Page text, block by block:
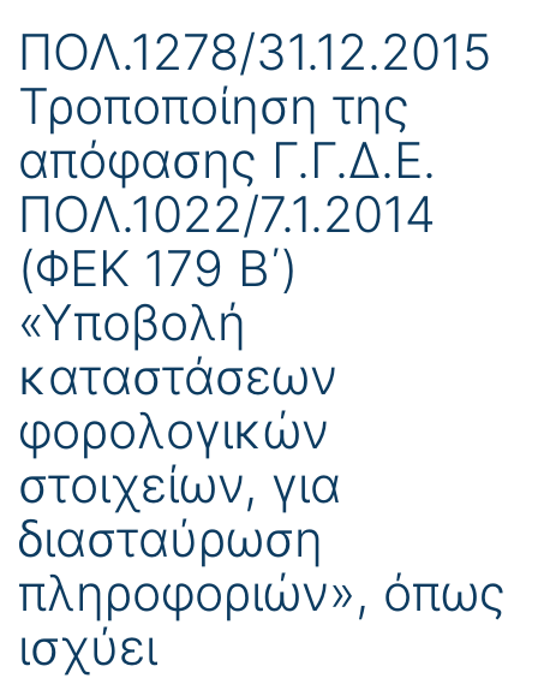
ΠΟΛ.1278/31.12.2015
Τροποποίηση της
απόφασης Γ.Γ.Δ.Ε.
ΠΟΛ.1022/7.1.2014
(ΦΕΚ 179 Β΄)
«Υποβολή
καταστάσεων
φορολογικών
στοιχείων, για
διασταύρωση
πληροφοριών», όπως
ισχύει